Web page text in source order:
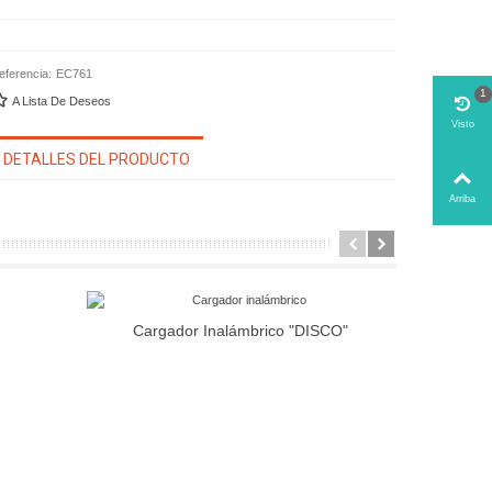
EC761
A Lista De Deseos
DETALLES DEL PRODUCTO
Cargador Inalámbrico "DISCO"
Visto
1
Arriba